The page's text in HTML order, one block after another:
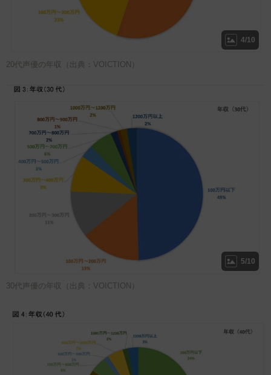
4/10
20代声優の年収（出典：VOICTION）
5/10
30代声優の年収（出典：VOICTION）